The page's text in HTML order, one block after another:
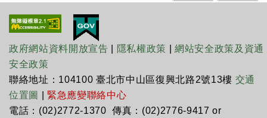
政府網站資料開放宣告 隱私權政策 |網站安全政策及資通
安全政策
聯絡地址：104100 臺北市中山區復興北路2號13樓 交通
位置圖
緊急應變聯絡中心
電話：(02)2772-1370 傳真：(02)2776-9417 or